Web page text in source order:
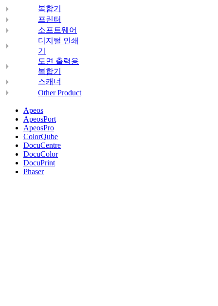
복합기
프린터
소프트웨어
디지털 인쇄
기
도면 출력용
복합기
스캐너
Other Product
Apeos
ApeosPort
ApeosPro
ColorQube
DocuCentre
DocuColor
DocuPrint
Phaser